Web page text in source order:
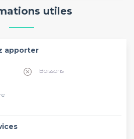
utiles
apporter
Boissons